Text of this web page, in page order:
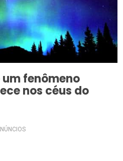
um fenômeno
nos céus do